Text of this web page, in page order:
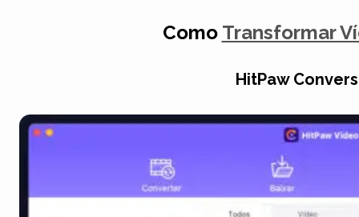
Como Transformar
HitPaw